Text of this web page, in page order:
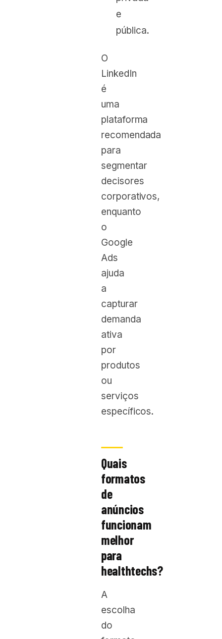
e
pública.
O
LinkedIn
é
uma
plataforma
recomendada
para
segmentar
decisores
corporativos,
enquanto
o
Google
Ads
ajuda
a
capturar
demanda
ativa
por
produtos
ou
serviços
específicos.
Quais
formatos
de
anúncios
funcionam
melhor
para
healthtechs?
A
escolha
do